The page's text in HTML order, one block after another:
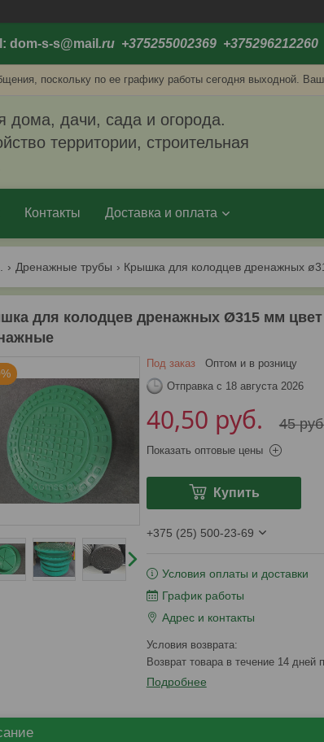
dom-s-s@mail .ru +375255002369 +375296212260
поскольку по ее графику работы сегодня выходной.
дома, дачи, сада и огорода.
территории, строительная
Контакты Доставка и оплата
Дренажные трубы
для колодцев дренажных Ø315 мм
Под заказ
Оптом и в розницу
Отправка с 18 августа 2026
45
40,50 руб.
Показать оптовые цены
Купить
+375 (25) 500-23-69
Условия оплаты и доставки
График работы
Адрес и контакты
возврат товара в течение 14 дней
Подробнее